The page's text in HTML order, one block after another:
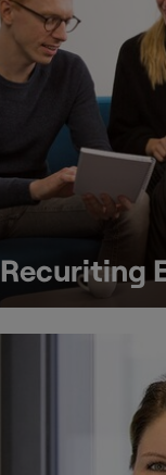
Recuriting